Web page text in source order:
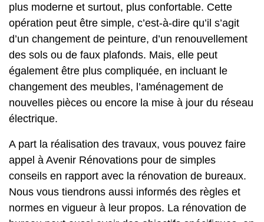
plus moderne et surtout, plus confortable. Cette
opération peut être simple, c’est-à-dire qu’il s’agit
d’un changement de peinture, d’un renouvellement
des sols ou de faux plafonds. Mais, elle peut
également être plus compliquée, en incluant le
changement des meubles, l’aménagement de
nouvelles pièces ou encore la mise à jour du réseau
électrique.
A part la réalisation des travaux, vous pouvez faire
appel à Avenir Rénovations pour de simples
conseils en rapport avec la rénovation de bureaux.
Nous vous tiendrons aussi informés des règles et
normes en vigueur à leur propos. La rénovation de